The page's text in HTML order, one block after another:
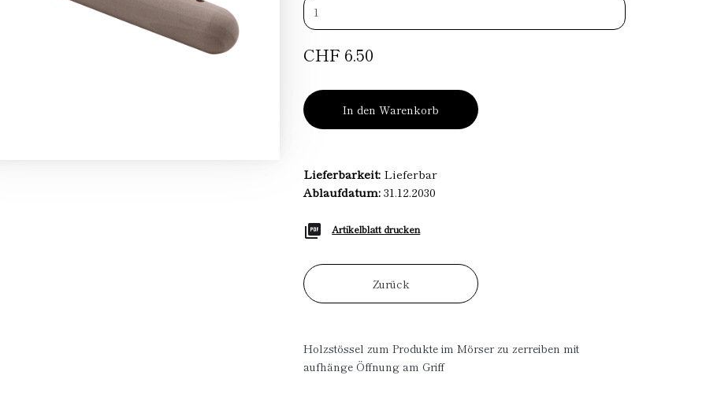
CHF 6.50
In den Warenkorb
Lieferbarkeit: Lieferbar
Ablaufdatum: 31.12.2030
Artikelblatt drucken
Zurück
Holzstössel zum Produkte im Mörser zu zerreiben mit
aufhänge Öffnung am Griff